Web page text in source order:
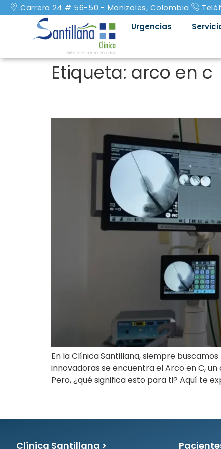
Carrera 24 # 56-50 - Manizales, Colombia
Urgencias
Etiqueta: arco en c
En la Clínica Santillana, siempre
innovadoras se encuentra el Arco en C,
Pero, ¿qué significa esto para ti? Aquí te
Clínica Santillana >